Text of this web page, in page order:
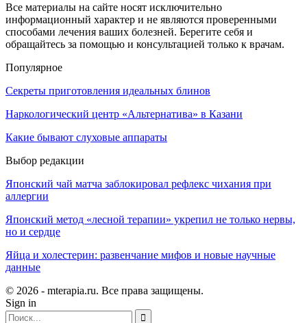
Все материалы на сайте носят исключительно
информационный характер и не являются проверенными
способами лечения ваших болезней. Берегите себя и
обращайтесь за помощью и консультацией только к врачам.
Популярное
Секреты приготовления идеальных блинов
Наркологический центр «Альтернатива» в Казани
Какие бывают слуховые аппараты
Выбор редакции
Японский чай матча заблокировал рефлекс чихания при
аллергии
Японский метод «лесной терапии» укрепил не только нервы,
но и сердце
Яйца и холестерин: развенчание мифов и новые научные
данные
© 2026 - mterapia.ru. Все права защищены.
Sign in